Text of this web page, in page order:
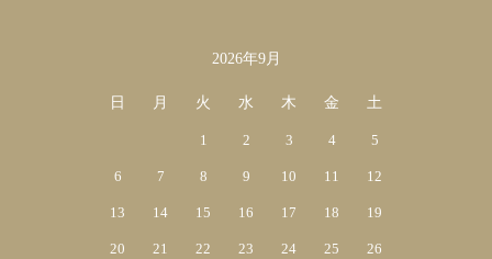
2026年9月
日 月 火 水 木 金 土
1 2 3 4 5
6 7 8 9 10 11 12
13 14 15 16 17 18 19
20 21 22 23 24 25 26